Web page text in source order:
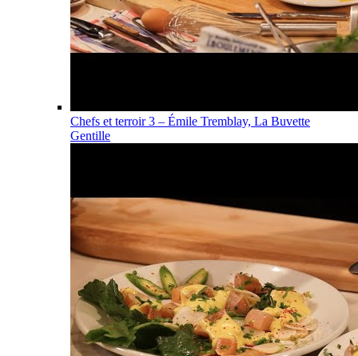
Chefs et terroir 3 – Émile Tremblay, La Buvette
Gentille